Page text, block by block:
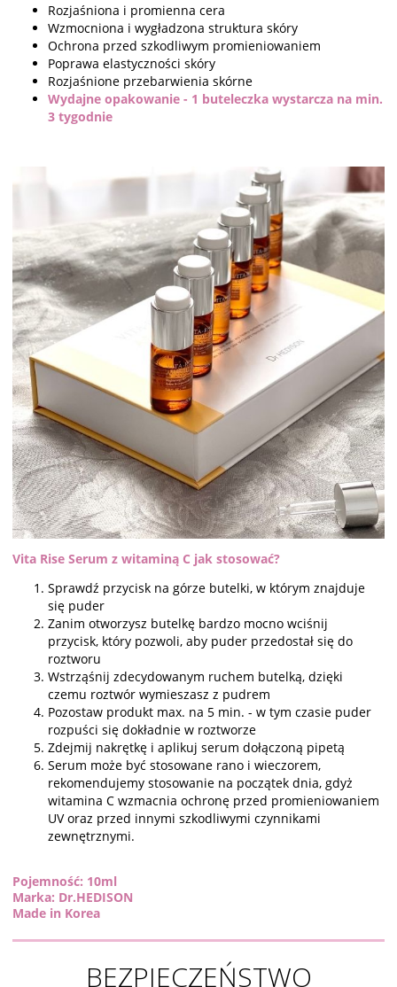
Rozjaśniona i promienna cera
Wzmocniona i wygładzona struktura skóry
Ochrona przed szkodliwym promieniowaniem
Poprawa elastyczności skóry
Rozjaśnione przebarwienia skórne
Wydajne opakowanie - 1 buteleczka wystarcza na min.
3 tygodnie
Vita Rise Serum z witaminą C jak stosować?
Sprawdź przycisk na górze butelki, w którym znajduje
się puder
Zanim otworzysz butelkę bardzo mocno wciśnij
przycisk, który pozwoli, aby puder przedostał się do
roztworu
Wstrząśnij zdecydowanym ruchem butelką, dzięki
czemu roztwór wymieszasz z pudrem
Pozostaw produkt max. na 5 min. - w tym czasie puder
rozpuści się dokładnie w roztworze
Zdejmij nakrętkę i aplikuj serum dołączoną pipetą
Serum może być stosowane rano i wieczorem,
rekomendujemy stosowanie na początek dnia, gdyż
witamina C wzmacnia ochronę przed promieniowaniem
UV oraz przed innymi szkodliwymi czynnikami
zewnętrznymi.
Pojemność: 10ml
Marka: Dr.HEDISON
Made in Korea
BEZPIECZEŃSTWO